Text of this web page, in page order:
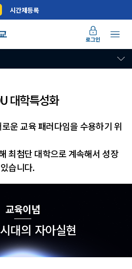
시간제등록
로그인
대학특성화
목표
운 교육 패러다임을 수용하기 위
최첨단 대학으로 계속해서 성장
습니다.
교육이념
대의 자아실현